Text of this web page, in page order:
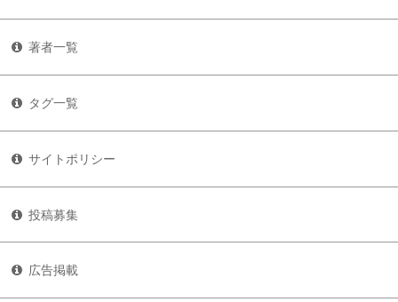
著者一覧
タグ一覧
サイトポリシー
投稿募集
広告掲載